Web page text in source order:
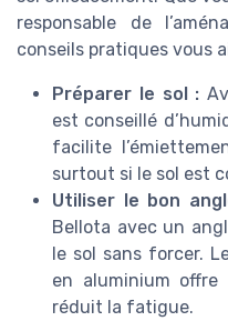
responsable de
conseils pratiques vous
Préparer le sol :
est conseillé
facilite
surtout si le sol est
Utiliser le bon
Bellota avec un
le sol sans forcer.
en aluminium
réduit la fatigue.